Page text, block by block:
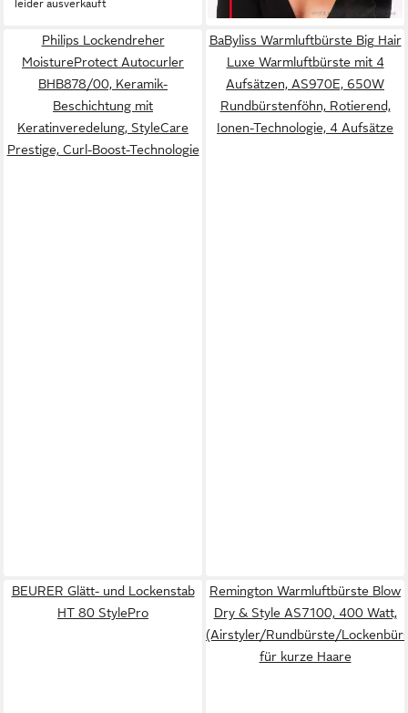
leider ausverkauft
Philips Lockendreher
MoistureProtect Autocurler
BHB878/00, Keramik-
Beschichtung mit
Keratinveredelung, StyleCare
Prestige, Curl-Boost-Technologie
BaByliss Warmluftbürste Big Hair
Luxe Warmluftbürste mit 4
Aufsätzen, AS970E, 650W
Rundbürstenföhn, Rotierend,
Ionen-Technologie, 4 Aufsätze
BEURER Glätt- und Lockenstab
HT 80 StylePro
Remington Warmluftbürste Blow
Dry & Style AS7100, 400 Watt,
(Airstyler/Rundbürste/
für kurze Haare